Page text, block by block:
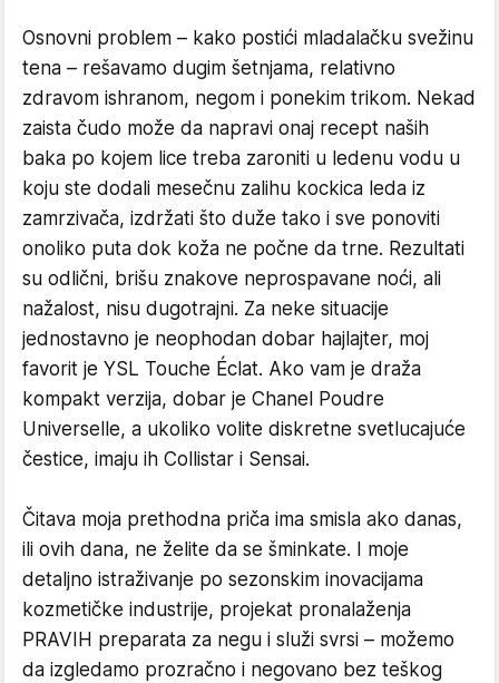
Osnovni problem – kako postići mladalačku svežinu
tena – rešavamo dugim šetnjama, relativno
zdravom ishranom, negom i ponekim trikom. Nekad
zaista čudo može da napravi onaj recept naših
baka po kojem lice treba zaroniti u ledenu vodu u
koju ste dodali mesečnu zalihu kockica leda iz
zamrzivača, izdržati što duže tako i sve ponoviti
onoliko puta dok koža ne počne da trne. Rezultati
su odlični, brišu znakove neprospavane noći, ali
nažalost, nisu dugotrajni. Za neke situacije
jednostavno je neophodan dobar hajlajter, moj
favorit je YSL Touche Éclat. Ako vam je draža
kompakt verzija, dobar je Chanel Poudre
Universelle, a ukoliko volite diskretne svetlucajuće
čestice, imaju ih Collistar i Sensai.
Čitava moja prethodna priča ima smisla ako danas,
ili ovih dana, ne želite da se šminkate. I moje
detaljno istraživanje po sezonskim inovacijama
kozmetičke industrije, projekat pronalaženja
PRAVIH preparata za negu i služi svrsi – možemo
da izgledamo prozračno i negovano bez teškog